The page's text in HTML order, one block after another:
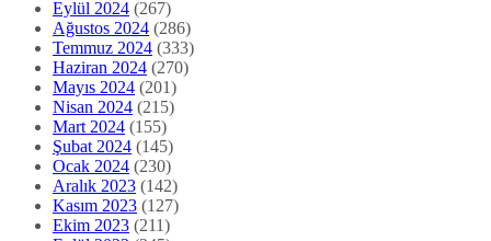
Eylül 2024 (267)
Ağustos 2024 (286)
Temmuz 2024 (333)
Haziran 2024 (270)
Mayıs 2024 (201)
Nisan 2024 (215)
Mart 2024 (155)
Şubat 2024 (145)
Ocak 2024 (230)
Aralık 2023 (142)
Kasım 2023 (127)
Ekim 2023 (211)